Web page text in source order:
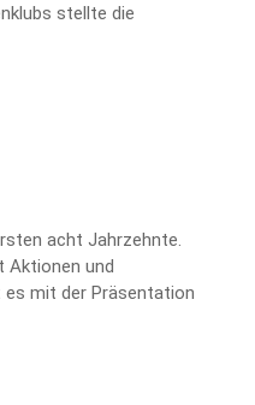
stellte die
acht Jahrzehnte.
Aktionen und
es mit der Präsentation